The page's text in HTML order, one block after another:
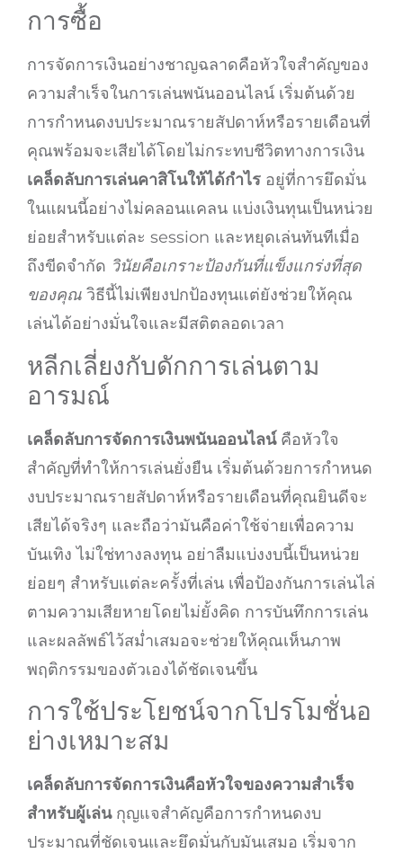
การซื้อ
การจัดการเงินอย่างชาญฉลาดคือหัวใจสำคัญของ
ความสำเร็จในการเล่นพนันออนไลน์ เริ่มต้นด้วย
การกำหนดงบประมาณรายสัปดาห์หรือรายเดือนที่
คุณพร้อมจะเสียได้โดยไม่กระทบชีวิตทางการเงิน
เคล็ดลับการเล่นคาสิโนให้ได้กำไร อยู่ที่การยึดมั่น
ในแผนนี้อย่างไม่คลอนแคลน แบ่งเงินทุนเป็นหน่วย
ย่อยสำหรับแต่ละ session และหยุดเล่นทันทีเมื่อ
ถึงขีดจำกัด วินัยคือเกราะป้องกันที่แข็งแกร่งที่สุด
ของคุณ วิธีนี้ไม่เพียงปกป้องทุนแต่ยังช่วยให้คุณ
เล่นได้อย่างมั่นใจและมีสติตลอดเวลา
หลีกเลี่ยงกับดักการเล่นตาม
อารมณ์
เคล็ดลับการจัดการเงินพนันออนไลน์คือหัวใจ
สำคัญที่ทำให้การเล่นยั่งยืน เริ่มต้นด้วยการกำหนด
งบประมาณรายสัปดาห์หรือรายเดือนที่คุณยินดีจะ
เสียได้จริงๆ และถือว่ามันคือค่าใช้จ่ายเพื่อความ
บันเทิง ไม่ใช่ทางลงทุน อย่าลืมแบ่งงบนี้เป็นหน่วย
ย่อยๆ สำหรับแต่ละครั้งที่เล่น เพื่อป้องกันการเล่นไล่
ตามความเสียหายโดยไม่ยั้งคิด การบันทึกการเล่น
และผลลัพธ์ไว้สม่ำเสมอจะช่วยให้คุณเห็นภาพ
พฤติกรรมของตัวเองได้ชัดเจนขึ้น
การใช้ประโยชน์จากโปรโมชั่นอ
ย่างเหมาะสม
เคล็ดลับการจัดการเงินคือหัวใจของความสำเร็จ
สำหรับผู้เล่นกุญแจสำคัญคือการกำหนดงบ
ประมาณที่ชัดเจนและยึดมั่นกับมันเสมอ เริ่มจาก